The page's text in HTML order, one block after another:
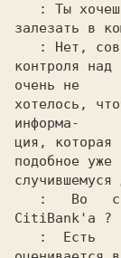
: Ты
залезать в
: Нет,
контроля
очень не
хотелось,
информа-
ция, которая
подобное уже
:   Во
CitiBank'а ?
:  Есть